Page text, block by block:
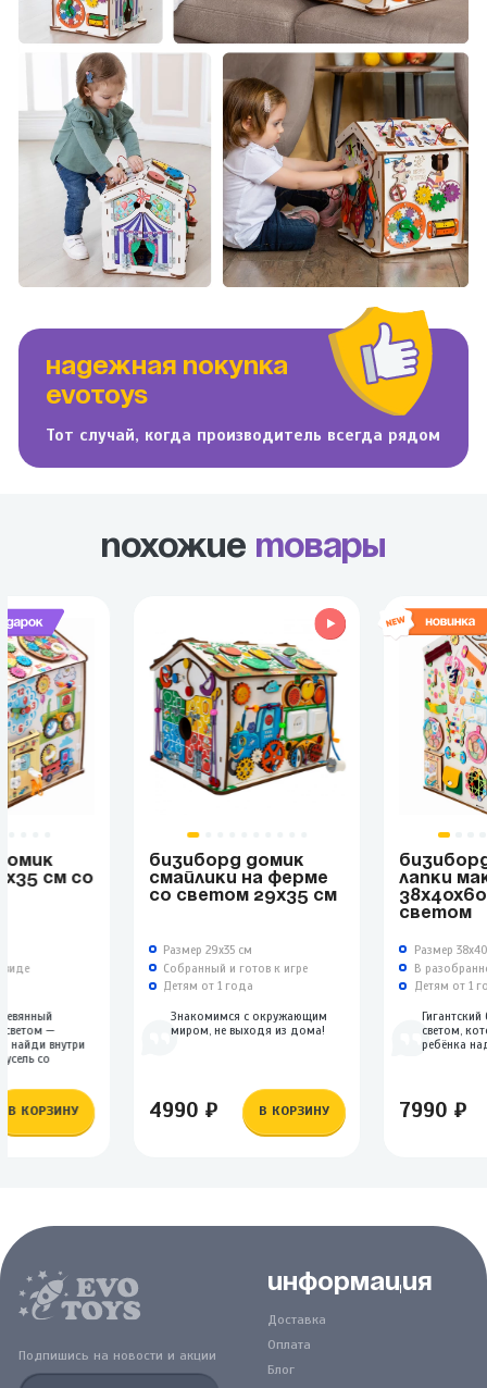
НАДЕЖНАЯ ПОКУПКА
EVOTOYS
Тот случай, когда производитель всегда рядом
Похожие товары
СМ СО
—
найди внутри
со
В КОРЗИНУ
БИЗИБОРД ДОМИК
СМАЙЛИКИ НА ФЕРМЕ
СО СВЕТОМ 29Х35 СМ
Размер 29х35 см
Собранный и готов к игре
Детям от 1 года
Знакомимся с окружающим
миром, не выходя из дома!
4990 ₽ В КОРЗИНУ
ЛАПКИ
СВЕТОМ
Размер
В
Детям от 1
светом,
ребёнка
7990 ₽
Подпишись на новости и акции
Информация
Доставка
Оплата
Блог